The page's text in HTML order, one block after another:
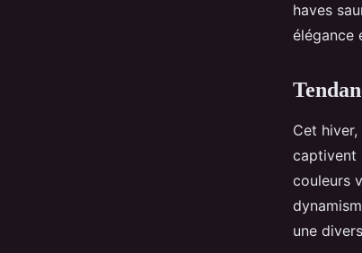
haves
élégance
Cet hiver,
captivent
couleurs
une